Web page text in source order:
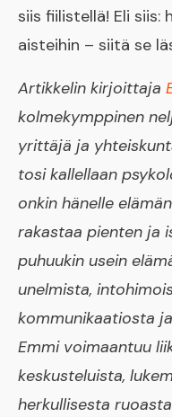
siis fiilistellä! Eli siis:
aisteihin – siitä se
Artikkelin kirjoittaja
kolmekymppinen
yrittäjä ja
tosi kallellaan
onkin hänelle
rakastaa pienten ja
puhuukin usein
unelmista,
kommunikaatiosta
Emmi voimaantuu
keskusteluista,
herkullisesta